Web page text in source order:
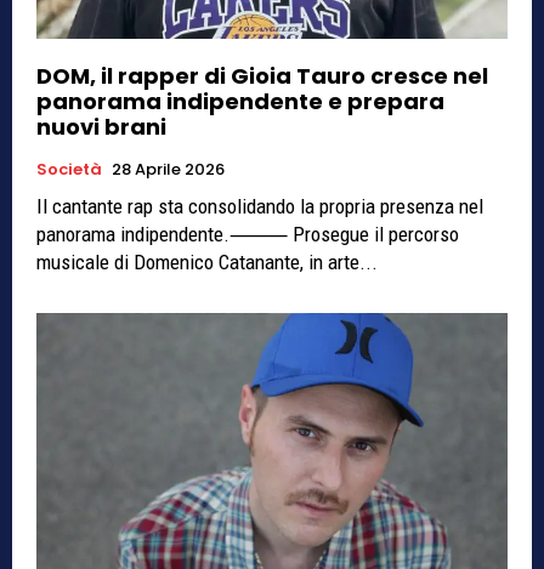
DOM, il rapper di Gioia Tauro cresce nel
panorama indipendente e prepara
nuovi brani
Società 28 Aprile 2026
Il cantante rap sta consolidando la propria presenza nel
panorama indipendente.⸻ Prosegue il percorso
musicale di Domenico Catanante, in arte...